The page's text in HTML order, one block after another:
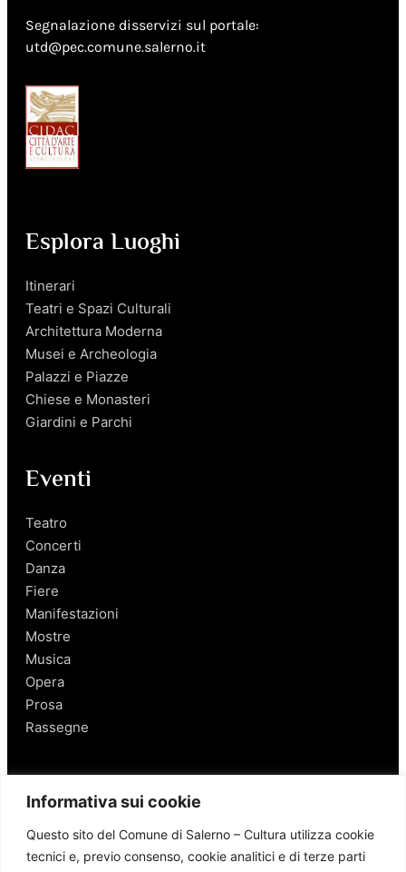
Informativa sui cookie
Questo sito del Comune di Salerno – Cultura utilizza cookie
tecnici e, previo consenso, cookie analitici e di terze parti
Segnalazione disservizi sul portale:
utd@pec.comune.salerno.it
Esplora Luoghi
Itinerari
Teatri e Spazi Culturali
Architettura Moderna
Musei e Archeologia
Palazzi e Piazze
Chiese e Monasteri
Giardini e Parchi
Eventi
Teatro
Concerti
Danza
Fiere
Manifestazioni
Mostre
Musica
Opera
Prosa
Rassegne
Salerno
Personaggi
Enogastronomia